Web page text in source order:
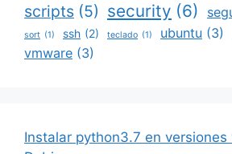
scripts (5) security (6)
sort (1) ssh (2) teclado (1) ubuntu (3)
vmware (3)
Instalar python3.7 en versiones